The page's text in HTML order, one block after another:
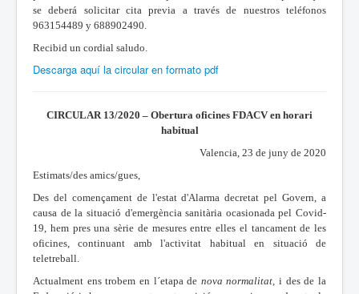
se deberá solicitar cita previa a través de nuestros teléfonos
963154489 y 688902490.
Recibid un cordial saludo.
Descarga aquí la circular en formato pdf
CIRCULAR 13/2020 – Obertura oficines FDACV en horari
habitual
Valencia, 23 de juny de 2020
Estimats/des amics/gues,
Des del començament de l'estat d'Alarma decretat pel Govern, a
causa de la situació d'emergència sanitària ocasionada pel Covid-
19, hem pres una sèrie de mesures entre elles el tancament de les
oficines, continuant amb l'activitat habitual en situació de
teletreball.
Actualment ens trobem en l´etapa de nova normalitat, i des de la